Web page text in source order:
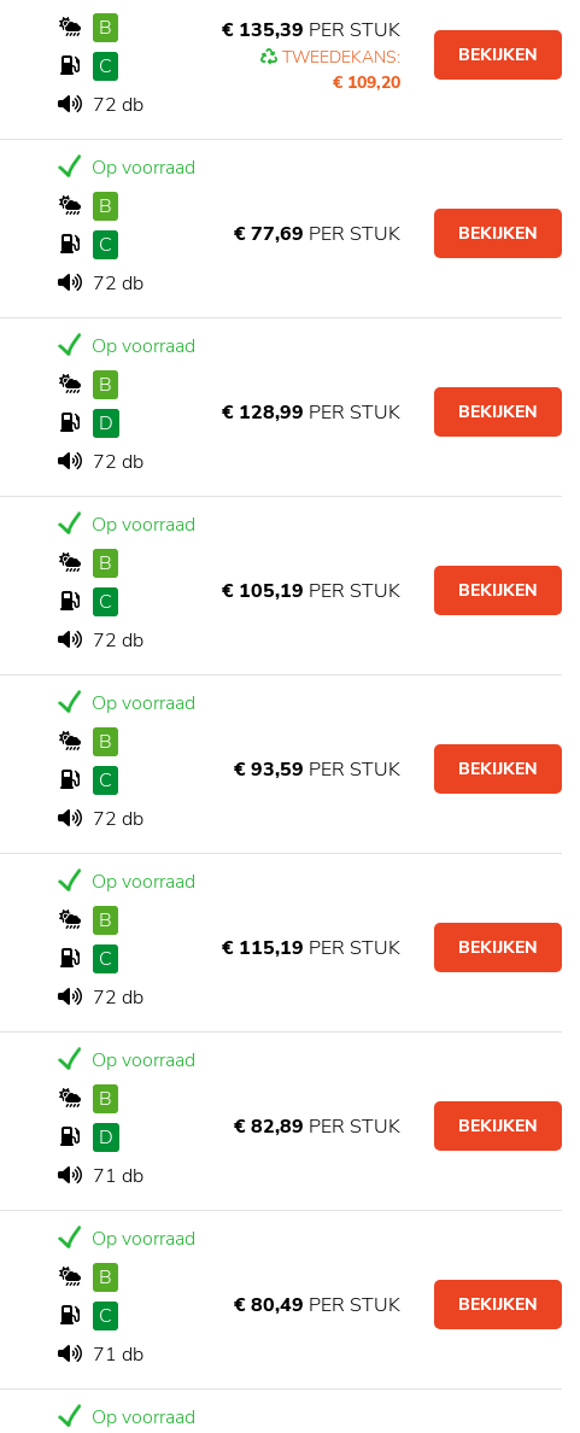
B
C
72 db
€ 135,39 PER STUK
TWEEDEKANS:
€ 109,20
BEKIJKEN
Op voorraad
B
C
72 db
€ 77,69 PER STUK BEKIJKEN
Op voorraad
B
D
72 db
€ 128,99 PER STUK BEKIJKEN
Op voorraad
B
C
72 db
€ 105,19 PER STUK BEKIJKEN
Op voorraad
B
C
72 db
€ 93,59 PER STUK BEKIJKEN
Op voorraad
B
C
72 db
€ 115,19 PER STUK BEKIJKEN
Op voorraad
B
D
71 db
€ 82,89 PER STUK BEKIJKEN
Op voorraad
B
C
71 db
€ 80,49 PER STUK BEKIJKEN
Op voorraad